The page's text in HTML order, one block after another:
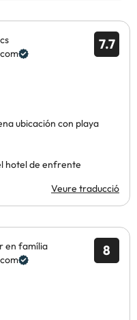
7.7
ubicación con playa
hotel de enfrente
Veure traducció
8
en família